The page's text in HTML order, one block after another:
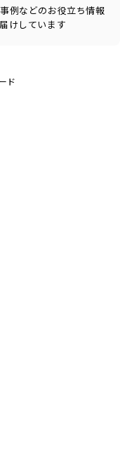
例などのお役立ち情報
けしています
ド